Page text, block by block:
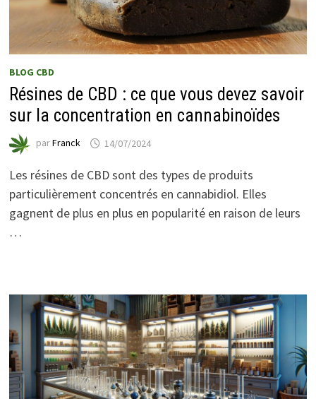
BLOG CBD
Résines de CBD : ce que vous devez savoir
sur la concentration en cannabinoïdes
parFranck 14/07/2024
Les résines de CBD sont des types de produits
particulièrement concentrés en cannabidiol. Elles
gagnent de plus en plus en popularité en raison de leurs
…